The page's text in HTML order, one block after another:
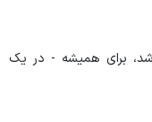
برای همیشه - در یک